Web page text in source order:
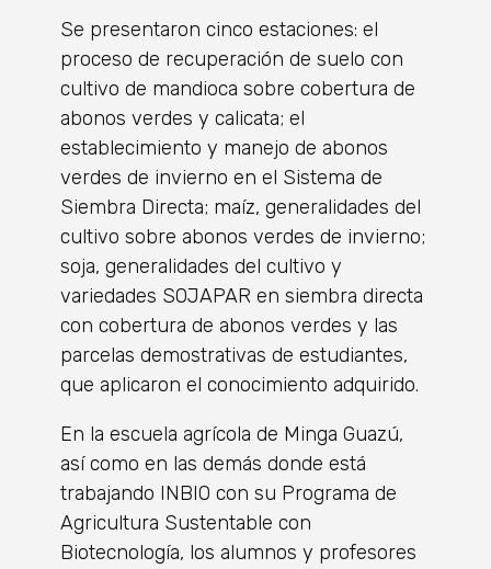
Se presentaron cinco estaciones: el
proceso de recuperación de suelo con
cultivo de mandioca sobre cobertura de
abonos verdes y calicata; el
establecimiento y manejo de abonos
verdes de invierno en el Sistema de
Siembra Directa; maíz, generalidades del
cultivo sobre abonos verdes de invierno;
soja, generalidades del cultivo y
variedades SOJAPAR en siembra directa
con cobertura de abonos verdes y las
parcelas demostrativas de estudiantes,
que aplicaron el conocimiento adquirido.
En la escuela agrícola de Minga Guazú,
así como en las demás donde está
trabajando INBIO con su Programa de
Agricultura Sustentable con
Biotecnología, los alumnos y profesores